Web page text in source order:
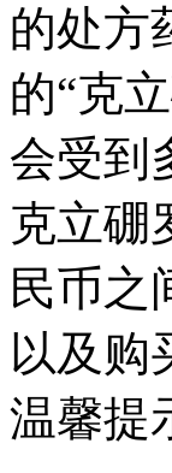
的处方
的“克
会受到
克立硼
民币之
以及购
温馨提